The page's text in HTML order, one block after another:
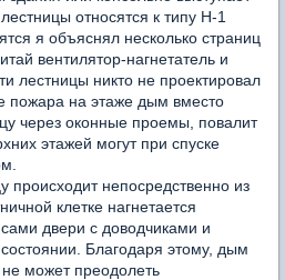
относятся к типу Н-1
я объяснял несколько страниц
вентилятор-нагнетатель и
лестницы никто не проектировал
пожара на этаже дым вместо
через оконные проемы, повалит
этажей могут при спуске
происходит непосредственно из
клетке нагнетается
двери с доводчиками и
Благодаря этому, дым
может преодолеть